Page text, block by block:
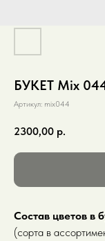
БУКЕТ Mix
Артикул: mix044
2300,00 р.
Состав цветов в
(сорта в